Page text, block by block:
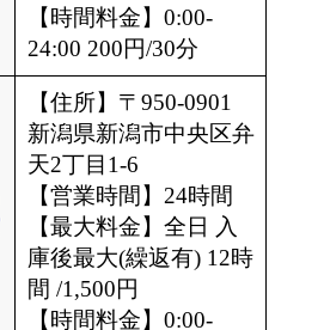
【時間料金】0:00-
24:00 200円/30分
【住所】〒950-0901
新潟県新潟市中央区弁
天2丁目1-6
【営業時間】24時間
【最大料金】全日 入
庫後最大(繰返有) 12時
間 /1,500円
【時間料金】0:00-